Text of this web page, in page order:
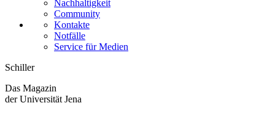
Nachhaltigkeit
Community
Kontakte
Notfälle
Service für Medien
Schiller
Das Magazin
der Universität Jena